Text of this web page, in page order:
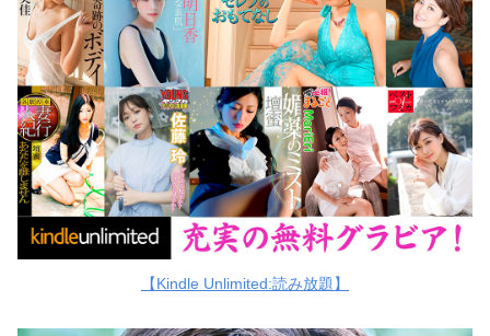
【Kindle Unlimited:読み放題】